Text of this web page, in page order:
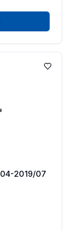
Lägg till
2019/07